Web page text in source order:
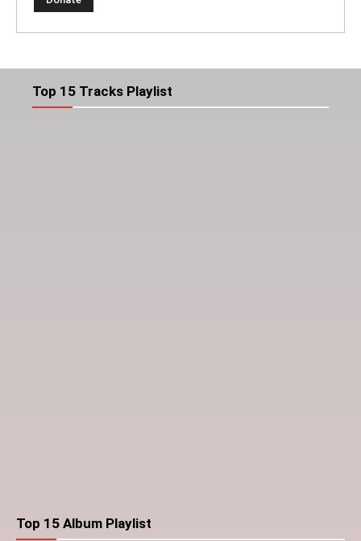
Top 15 Tracks Playlist
Top 15 Album Playlist